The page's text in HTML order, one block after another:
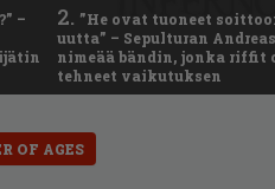
–
2. ”He ovat tuoneet
uutta” – Sepulturan
nimeää bändin, jonka riffit
tehneet vaikutuksen
OF AGES